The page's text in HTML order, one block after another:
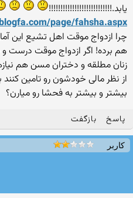
یابد.!!!!!!!!!!!!!!!!!!!!!!!!!!!
page/fahsha.aspx
چرا ازدواج موقت اهل تشیع این آمار
هم برده! اگر ازدواج موقت درست
زنان مطلقه و دختران مسن هم
از نظر مالی خودشون رو تامین
بیشتر و بیشتر به فحشا رو میارن؟
پاسخ بازگفت
کاربر